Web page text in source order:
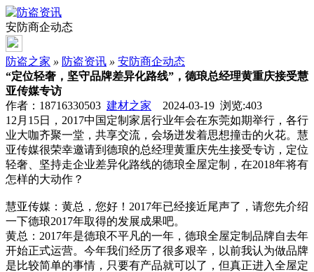
安防商企动态
防盗之家 » 防盗资讯 » 安防商企动态
“定位轻奢，坚守品牌差异化路线”，德琅总经理黄重庆接受慧
亚传媒专访
作者：18716330503 建材之家 2024-03-19 浏览:403
12月15日，2017中国定制家居行业年会在东莞如期举行，各行
业大咖齐聚一堂，共享交流，会场迸发着思想撞击的火花。慧
亚传媒很荣幸邀请到德琅的总经理黄重庆先生接受专访，定位
轻奢、坚持走企业差异化路线的德琅全屋定制，在2018年将有
怎样的大动作？
慧亚传媒：黄总，您好！2017年已经接近尾声了，请您先介绍
一下德琅2017年取得的发展成果吧。
黄总：2017年是德琅不平凡的一年，德琅全屋定制品牌自去年
开始正式运营。今年我们经历了很多艰辛，以前我认为做品牌
是比较简单的事情，只要有产品就可以了，但真正进入全屋定